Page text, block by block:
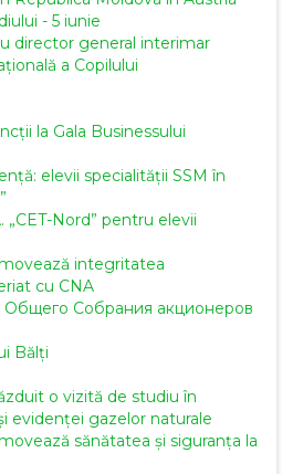
- 5 iunie
director general interimar
a Copilului
la Gala Businessului
elevii specialității SSM în
„CET-Nord” pentru elevii
integritatea
cu CNA
Собрания акционеров
Bălți
o vizită de studiu în
evidenței gazelor naturale
sănătatea și siguranța la